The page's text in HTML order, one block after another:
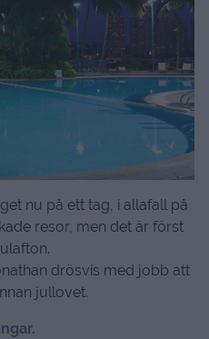
nu på ett tag, i allafall på
resor, men det är först
drösvis med jobb att
jullovet.